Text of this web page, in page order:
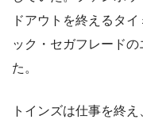
ドアウトを終えるタ
ック・セガフレード
た。
トインズは仕事を終